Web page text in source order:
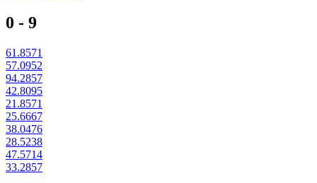
0 - 9
61.8571
57.0952
94.2857
42.8095
21.8571
25.6667
38.0476
28.5238
47.5714
33.2857